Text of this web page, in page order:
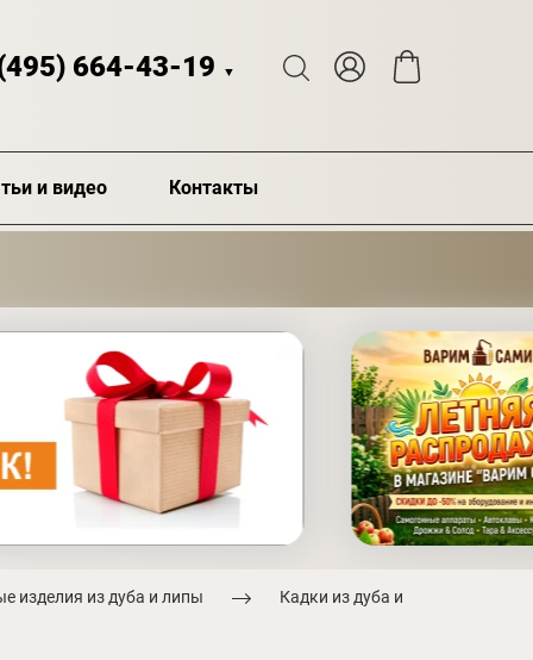
664-43-19 ▼
и видео Контакты
изделия из дуба и липы Кадки из дуба и